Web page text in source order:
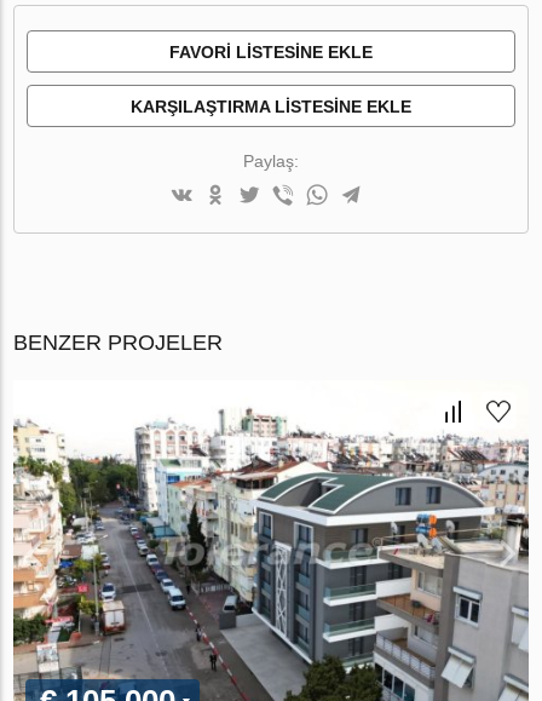
FAVORI LISTESINE EKLE
KARŞILAŞTIRMA LISTESINE EKLE
Paylaş:
BENZER PROJELER